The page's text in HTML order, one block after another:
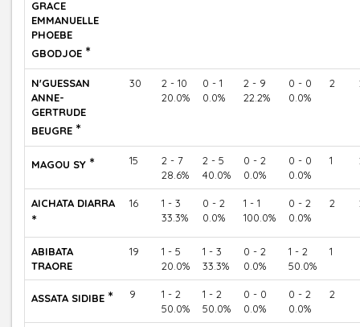
GRACE
EMMANUELLE
PHOEBE
GBODJOE *
N'GUESSAN
ANNE-
GERTRUDE
BEUGRE *
30
2 - 10
20.0%
0 - 1
0.0%
2 - 9
22.2%
0 - 0
0.0%
2
MAGOU SY * 15
2 - 7
28.6%
2 - 5
40.0%
0 - 2
0.0%
0 - 0
0.0%
1
AICHATA DIARRA
*
16
1 - 3
33.3%
0 - 2
0.0%
1 - 1
100.0%
0 - 2
0.0%
2
ABIBATA
TRAORE
19
1 - 5
20.0%
1 - 3
33.3%
0 - 2
0.0%
1 - 2
50.0%
1
ASSATA SIDIBE * 9
1 - 2
50.0%
1 - 2
50.0%
0 - 0
0.0%
0 - 2
0.0%
2